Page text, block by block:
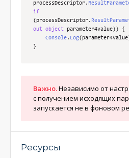
processDescriptor.
if
(processDescriptor.
out object parameter4value))
{
Console. Log(parameter4value
}
Важно.Независимо от
с получением исходящих
запускается не в фоновом
Ресурсы